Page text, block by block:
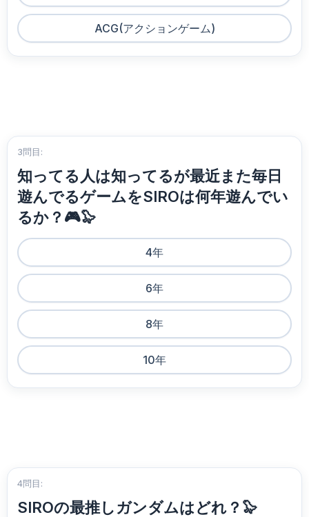
ACG(アクションゲーム)
3問目:
知ってる人は知ってるが最近また毎日
遊んでるゲームをSIROは何年遊んでい
るか？🎮🦭
4年
6年
8年
10年
4問目:
SIROの最推しガンダムはどれ？🦭